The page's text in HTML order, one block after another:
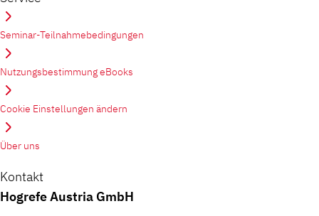
Seminar-Teilnahmebedingungen
Nutzungsbestimmung eBooks
Cookie Einstellungen ändern
Über uns
Kontakt
Hogrefe Austria GmbH